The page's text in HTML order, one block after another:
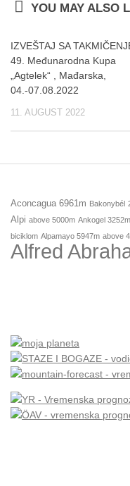
YOU MAY ALSO
IZVEŠTAJ SA
49. Međunarodna Kupa
„Agtelek“ , Mađarska,
04.-07.08.2022
11. AUGUST 2022
Aconcagua 6961m Bakonybél
Alpi above 5000m Ankogel 3252m
biciklom Alpamayo 5947m above
Alfred